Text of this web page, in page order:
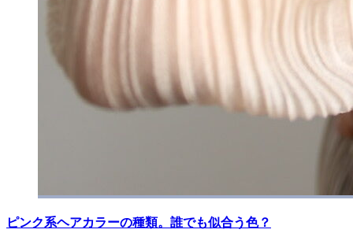
ピンク系ヘアカラーの種類。誰でも似合う色？